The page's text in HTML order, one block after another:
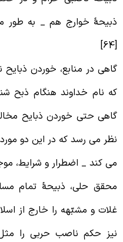
خوارج هم _ به طور
در منابع، خوردن ذبایح
می رسد که در این دو
کند _ اضطرار و شرایط،
حلی، ذبیحۀ تمام
و مشبّهه را خارج از